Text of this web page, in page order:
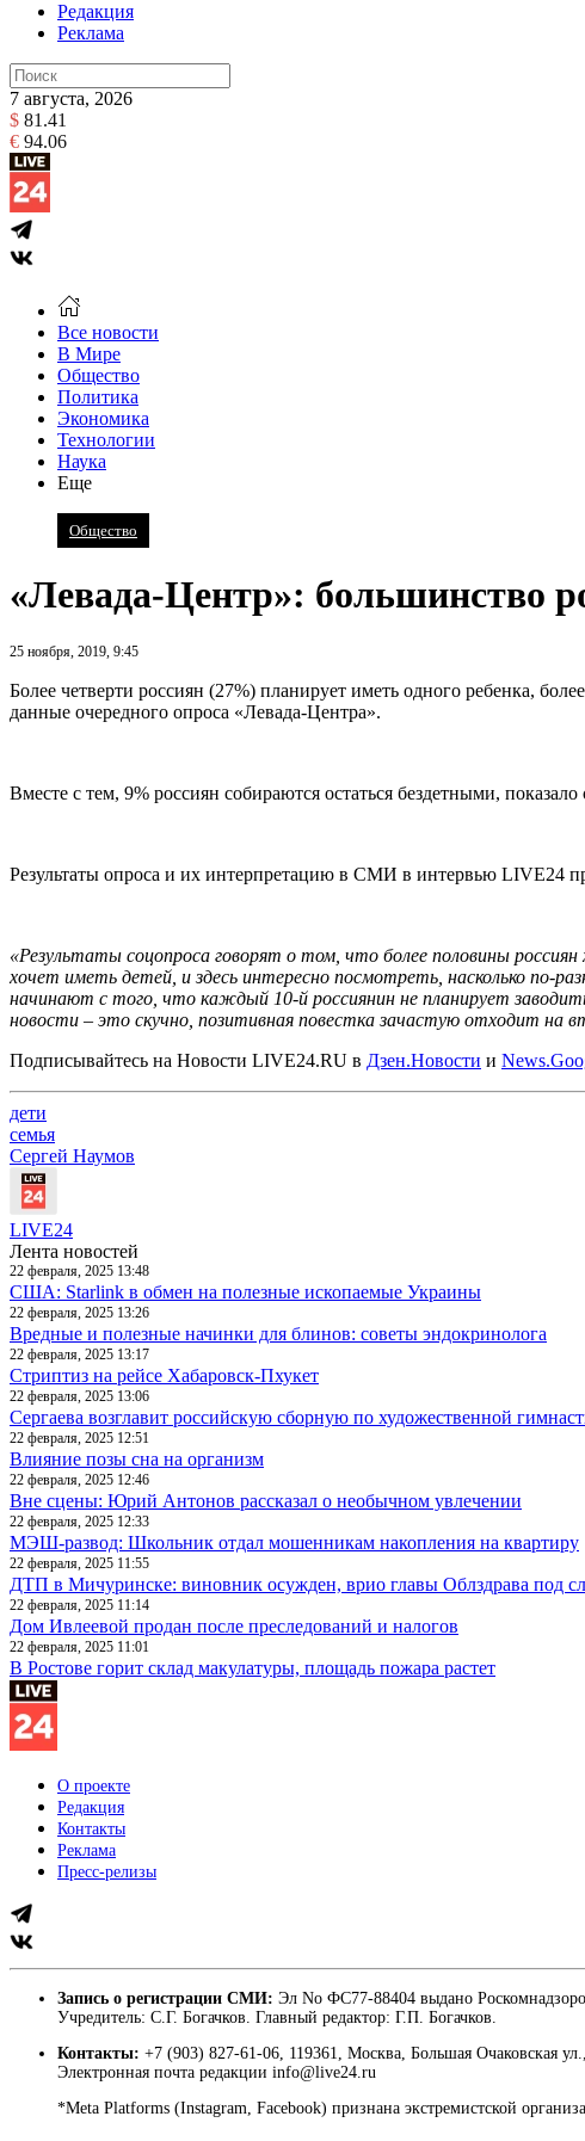
Редакция
Реклама
7 августа, 2026
$ 81.41
€ 94.06
Все новости
В Мире
Общество
Политика
Экономика
Технологии
Наука
Еще
Общество
«Левада-Центр»: большинство
25 ноября, 2019, 9:45
Более четверти россиян (27%) планирует иметь одного ребенка,
данные очередного опроса «Левада-Центра».
Вместе с тем, 9% россиян собираются остаться бездетными, показало
Результаты опроса и их интерпретацию в СМИ в интервью LIVE24
«Результаты соцопроса говорят о том, что более половины
хочет иметь детей, и здесь интересно посмотреть, насколько по-
начинают с того, что каждый 10-й россиянин не планирует
новости – это скучно, позитивная повестка зачастую отходит на
Подписывайтесь на Новости LIVE24.RU в Дзен.Новости и
дети
семья
Сергей Наумов
LIVE24
Лента новостей
22 февраля, 2025 13:48
США: Starlink в обмен на полезные ископаемые Украины
22 февраля, 2025 13:26
Вредные и полезные начинки для блинов: советы эндокринолога
22 февраля, 2025 13:17
Стриптиз на рейсе Хабаровск-Пхукет
22 февраля, 2025 13:06
Сергаева возглавит российскую сборную по художественной
22 февраля, 2025 12:51
Влияние позы сна на организм
22 февраля, 2025 12:46
Вне сцены: Юрий Антонов рассказал о необычном увлечении
22 февраля, 2025 12:33
МЭШ-развод: Школьник отдал мошенникам накопления на квартиру
22 февраля, 2025 11:55
ДТП в Мичуринске: виновник осужден, врио главы Облздрава под
22 февраля, 2025 11:14
Дом Ивлеевой продан после преследований и налогов
22 февраля, 2025 11:01
В Ростове горит склад макулатуры, площадь пожара растет
О проекте
Редакция
Контакты
Реклама
Пресс-релизы
Запись о регистрации СМИ: Эл No ФС77-88404 выдано
Учредитель: С.Г. Богачков. Главный редактор: Г.П. Богачков.
Контакты: +7 (903) 827-61-06, 119361, Москва, Большая Очаковская
Электронная почта редакции info@live24.ru
*Meta Platforms (Instagram, Facebook) признана экстремистской